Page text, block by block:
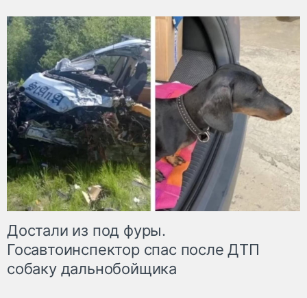
Достали из под фуры.
Госавтоинспектор спас после ДТП
собаку дальнобойщика